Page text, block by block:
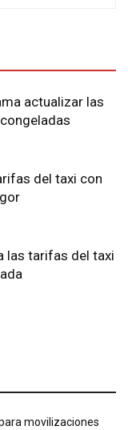
actualizar las
del taxi con
las tarifas del taxi
movilizaciones